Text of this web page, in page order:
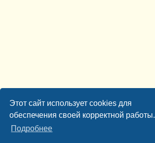
Этот сайт использует cookies для
обеспечения своей корректной работы.
Подробнее